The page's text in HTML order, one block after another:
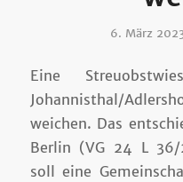
6. März
Eine
Johannisthal/
weichen. Das
Berlin (VG 24 L 36/
soll eine